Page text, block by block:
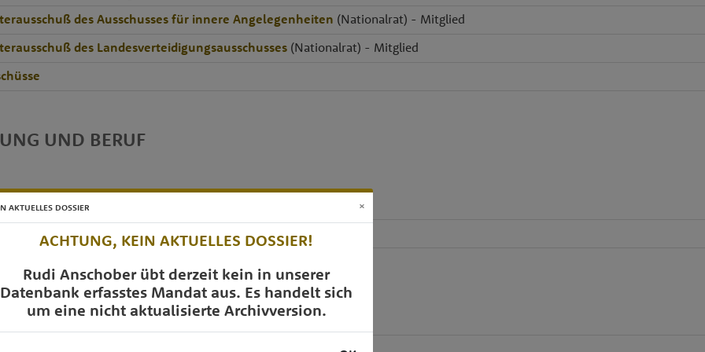
des Ausschusses für innere Angelegenheiten (Nationalrat) - Mitglied
des Landesverteidigungsausschusses (Nationalrat) - Mitglied
UND BERUF
Akademie , Salzburg
Linz
Oberösterreich
Journalistenschule der Handelskammer Linz
Redakteurskurs im Wirtschaftsförderungsinstitut in Linz
AKTUELLES DOSSIER ×
ACHTUNG, KEIN AKTUELLES DOSSIER!
Rudi Anschober übt derzeit kein in unserer
Datenbank erfasstes Mandat aus. Es handelt sich
um eine nicht aktualisierte Archivversion.